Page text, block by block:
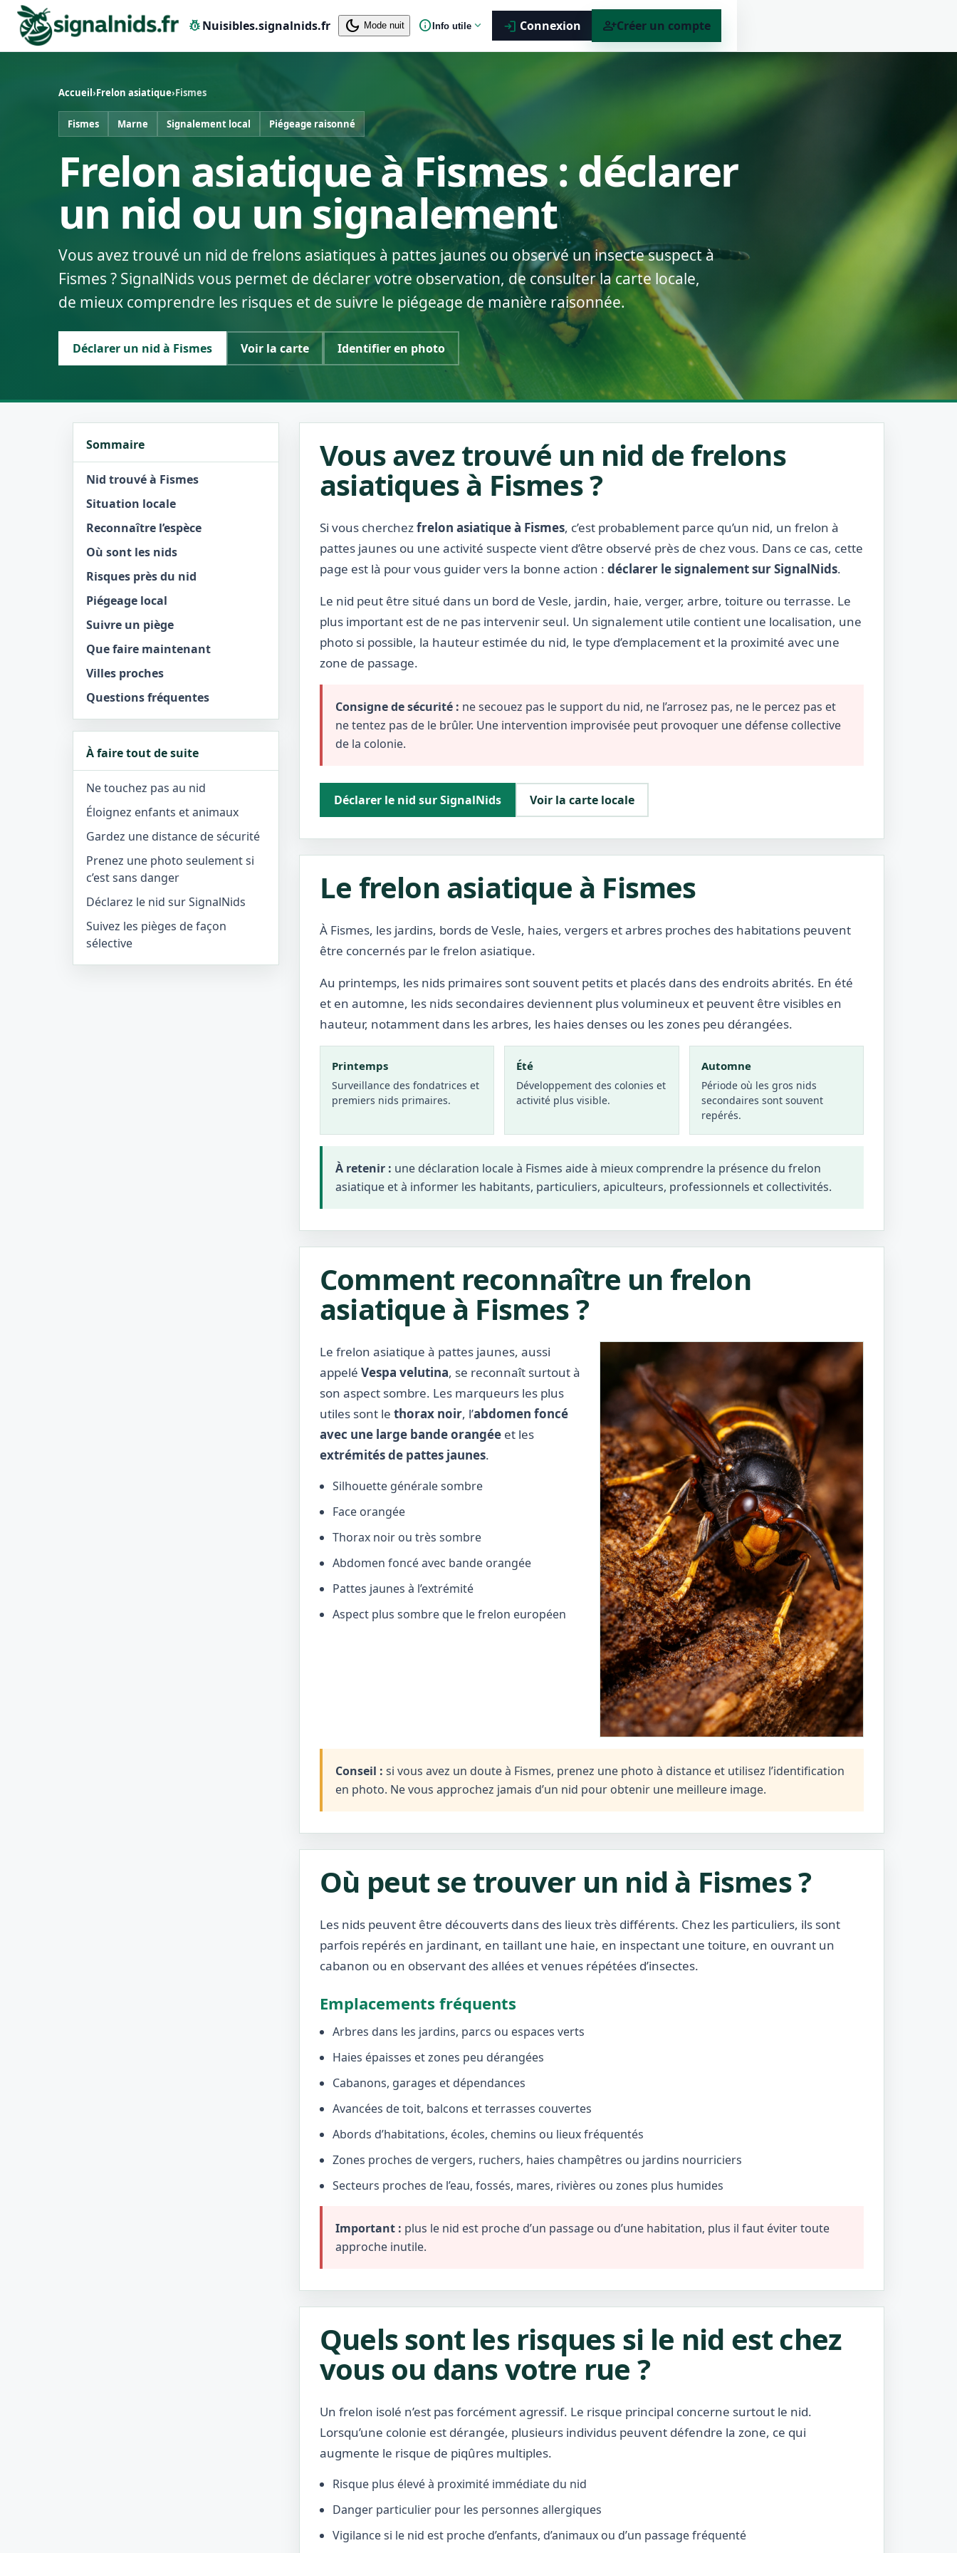
pest_controlNuisibles.signalnids.fr dark_mode Mode nuit infoInfo utile expand_more login Connexion person_addCréer un compte
Accueil›Frelon asiatique›Fismes
Fismes Marne Signalement local Piégeage raisonné
Frelon asiatique à Fismes : déclarer
un nid ou un signalement
Vous avez trouvé un nid de frelons asiatiques à pattes jaunes ou observé un insecte suspect à
Fismes ? SignalNids vous permet de déclarer votre observation, de consulter la carte locale,
de mieux comprendre les risques et de suivre le piégeage de manière raisonnée.
Déclarer un nid à Fismes Voir la carte Identifier en photo
Sommaire
Nid trouvé à Fismes
Situation locale
Reconnaître l’espèce
Où sont les nids
Risques près du nid
Piégeage local
Suivre un piège
Que faire maintenant
Villes proches
Questions fréquentes
À faire tout de suite
Ne touchez pas au nid
Éloignez enfants et animaux
Gardez une distance de sécurité
Prenez une photo seulement si
c’est sans danger
Déclarez le nid sur SignalNids
Suivez les pièges de façon
sélective
Vous avez trouvé un nid de frelons
asiatiques à Fismes ?
Si vous cherchezfrelon asiatique à Fismes, c’est probablement parce qu’un nid, un frelon à
pattes jaunes ou une activité suspecte vient d’être observé près de chez vous. Dans ce cas, cette
page est là pour vous guider vers la bonne action : déclarer le signalement sur SignalNids.
Le nid peut être situé dans un bord de Vesle, jardin, haie, verger, arbre, toiture ou terrasse. Le
plus important est de ne pas intervenir seul. Un signalement utile contient une localisation, une
photo si possible, la hauteur estimée du nid, le type d’emplacement et la proximité avec une
zone de passage.
Consigne de sécurité : ne secouez pas le support du nid, ne l’arrosez pas, ne le percez pas et
ne tentez pas de le brûler. Une intervention improvisée peut provoquer une défense collective
de la colonie.
Déclarer le nid sur SignalNids Voir la carte locale
Le frelon asiatique à Fismes
À Fismes, les jardins, bords de Vesle, haies, vergers et arbres proches des habitations peuvent
être concernés par le frelon asiatique.
Au printemps, les nids primaires sont souvent petits et placés dans des endroits abrités. En été
et en automne, les nids secondaires deviennent plus volumineux et peuvent être visibles en
hauteur, notamment dans les arbres, les haies denses ou les zones peu dérangées.
Printemps
Surveillance des fondatrices et
premiers nids primaires.
Été
Développement des colonies et
activité plus visible.
Automne
Période où les gros nids
secondaires sont souvent
repérés.
À retenir : une déclaration locale à Fismes aide à mieux comprendre la présence du frelon
asiatique et à informer les habitants, particuliers, apiculteurs, professionnels et collectivités.
Comment reconnaître un frelon
asiatique à Fismes ?
Le frelon asiatique à pattes jaunes, aussi
appelé Vespa velutina, se reconnaît surtout à
son aspect sombre. Les marqueurs les plus
utiles sont le thorax noir, l’abdomen foncé
avec une large bande orangée et les
extrémités de pattes jaunes.
Silhouette générale sombre
Face orangée
Thorax noir ou très sombre
Abdomen foncé avec bande orangée
Pattes jaunes à l’extrémité
Aspect plus sombre que le frelon européen
Conseil : si vous avez un doute à Fismes, prenez une photo à distance et utilisez l’identification
en photo. Ne vous approchez jamais d’un nid pour obtenir une meilleure image.
Où peut se trouver un nid à Fismes ?
Les nids peuvent être découverts dans des lieux très différents. Chez les particuliers, ils sont
parfois repérés en jardinant, en taillant une haie, en inspectant une toiture, en ouvrant un
cabanon ou en observant des allées et venues répétées d’insectes.
Emplacements fréquents
Arbres dans les jardins, parcs ou espaces verts
Haies épaisses et zones peu dérangées
Cabanons, garages et dépendances
Avancées de toit, balcons et terrasses couvertes
Abords d’habitations, écoles, chemins ou lieux fréquentés
Zones proches de vergers, ruchers, haies champêtres ou jardins nourriciers
Secteurs proches de l’eau, fossés, mares, rivières ou zones plus humides
Important : plus le nid est proche d’un passage ou d’une habitation, plus il faut éviter toute
approche inutile.
Quels sont les risques si le nid est chez
vous ou dans votre rue ?
Un frelon isolé n’est pas forcément agressif. Le risque principal concerne surtout le nid.
Lorsqu’une colonie est dérangée, plusieurs individus peuvent défendre la zone, ce qui
augmente le risque de piqûres multiples.
Risque plus élevé à proximité immédiate du nid
Danger particulier pour les personnes allergiques
Vigilance si le nid est proche d’enfants, d’animaux ou d’un passage fréquenté